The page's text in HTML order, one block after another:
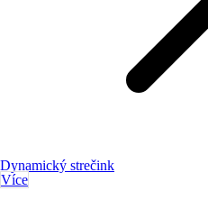
Dynamický strečink
Více